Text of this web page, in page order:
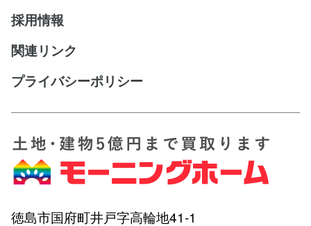
採用情報
関連リンク
プライバシーポリシー
徳島市国府町井戸字高輪地41-1